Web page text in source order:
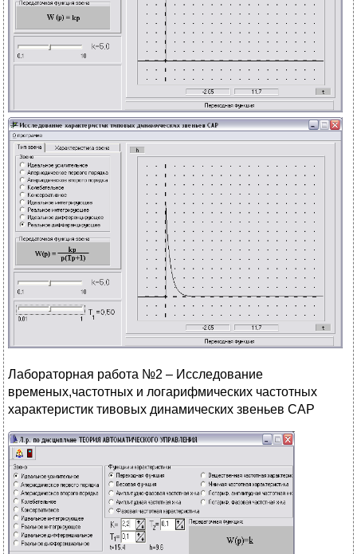
Лабораторная работа №2 – Исследование
временых,частотных и логарифмических частотных
характеристик тивовых динамических звеньев САР